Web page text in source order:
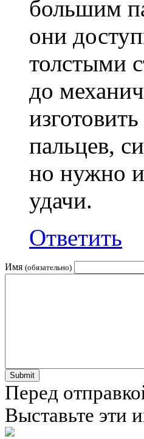
большим
они
толстыми
до
пальцев,
но нужно
удачи.
Ответить
Имя (обязательно)
Перед
Выставьте эти